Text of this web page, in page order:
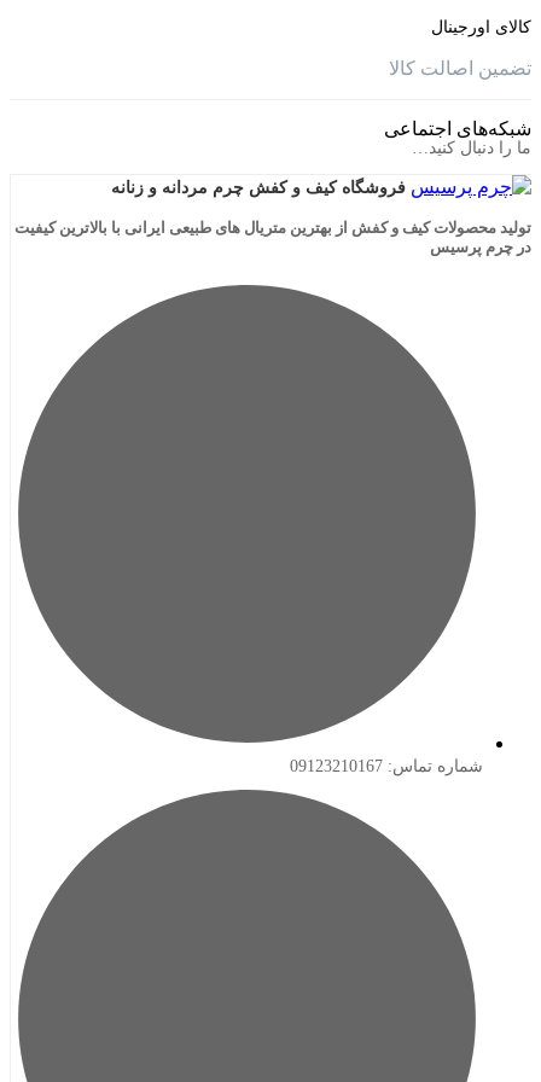
کالا
اجتماعی
کنید…
فروشگاه کیف و کفش چرم مردانه و زنانه
کیف و کفش از بهترین متریال های طبیعی ایرانی با بالاترین کیفیت
تماس: 09123210167